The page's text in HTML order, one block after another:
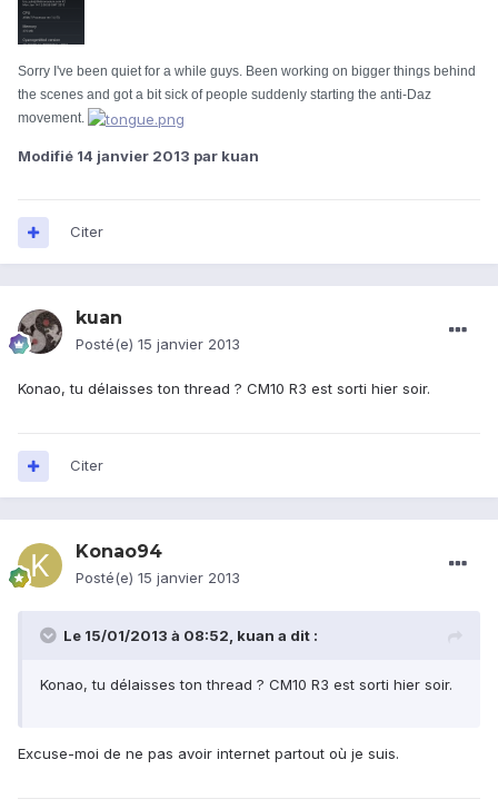
Sorry I've been quiet for a while guys. Been working on bigger things behind
the scenes and got a bit sick of people suddenly starting the anti-Daz
movement.
Modifié 14 janvier 2013 par kuan
Citer
kuan
Posté(e) 15 janvier 2013
Konao, tu délaisses ton thread ? CM10 R3 est sorti hier soir.
Citer
Konao94
Posté(e) 15 janvier 2013
Le 15/01/2013 à 08:52, kuan a dit :
Konao, tu délaisses ton thread ? CM10 R3 est sorti hier soir.
Excuse-moi de ne pas avoir internet partout où je suis.